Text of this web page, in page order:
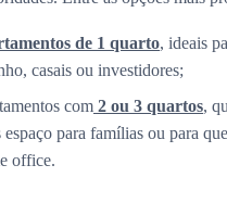
de 1 quarto, ideais
casais ou investidores;
com 2 ou 3 quartos,
espaço para famílias ou para
office.